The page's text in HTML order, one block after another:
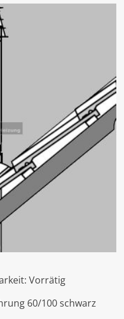
Vorrätig
60/100 schwarz